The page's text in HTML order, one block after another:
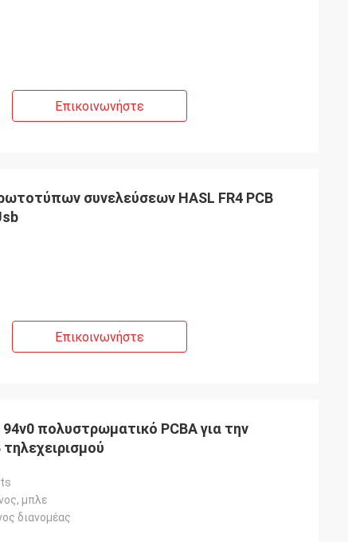
Επικοινωνήστε
συνελεύσεων HASL FR4 PCB
Επικοινωνήστε
πολυστρωματικό PCBA για την
μπλε
διανομέας